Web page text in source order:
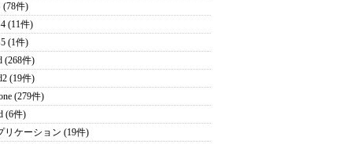
(78件)
(11件)
(1件)
(268件)
(19件)
(279件)
(6件)
リケーション (19件)